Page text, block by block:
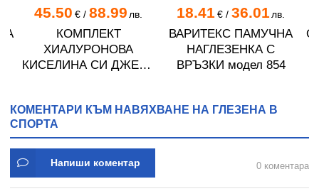
45.50 €/ 88.99 лв.
КОМПЛЕКТ
ХИАЛУРОНОВА
КИСЕЛИНА СИ ДЖЕЛИ
18.41 €/ 36.01 лв.
ВАРИТЕКС ПАМУЧНА
НАГЛЕЗЕНКА С
ВРЪЗКИ модел 854
КОМЕНТАРИ КЪМ НАВЯХВАНЕ НА ГЛЕЗЕНА В
СПОРТА
Напиши коментар 0 коментара